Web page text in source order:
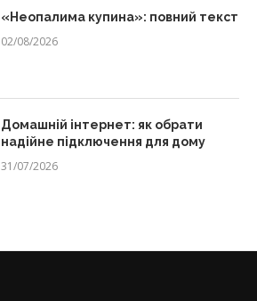
«Неопалима купина»: повний текст
02/08/2026
Домашній інтернет: як обрати
надійне підключення для дому
31/07/2026